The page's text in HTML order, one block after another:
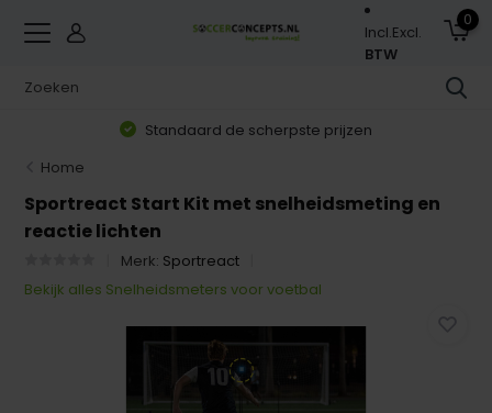
Incl.Excl.
BTW
0
Standaard de scherpste prijzen
Home
Sportreact Start Kit met snelheidsmeting en
reactie lichten
Merk: Sportreact
Bekijk alles Snelheidsmeters voor voetbal